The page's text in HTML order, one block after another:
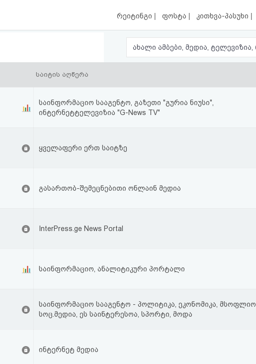
რეიტინგი | ფოსტა | კითხვა-პასუხი |
საიტის აღწერა
საინფორმაციო სააგენტო, გაზეთი "გურია ნიუსი",
ინტერნეტტელევიზია "G-News TV"
ყველაფერი ერთ საიტზე
გასართობ-შემეცნებითი ონლაინ მედია
InterPress.ge News Portal
საინფორმაციო, ანალიტიკური პორტალი
საინფორმაციო სააგენტო - პოლიტიკა, ეკონომიკა, მსოფლიო,
სოც.მედია, ეს საინტერესოა, სპორტი, მოდა
ინტერნეტ მედია